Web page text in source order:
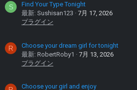
S
Find Your Type Tonight
最新: Sushisan123
7月 17, 2026
プラグイン
R
Choose your dream girl for tonight
最新: RobertRoby1
7月 13, 2026
プラグイン
Choose your girl and enjoy